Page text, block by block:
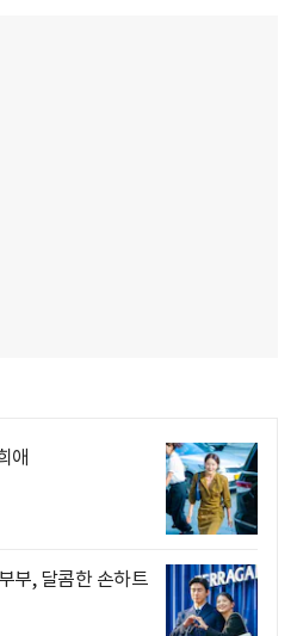
애
부, 달콤한 손하트